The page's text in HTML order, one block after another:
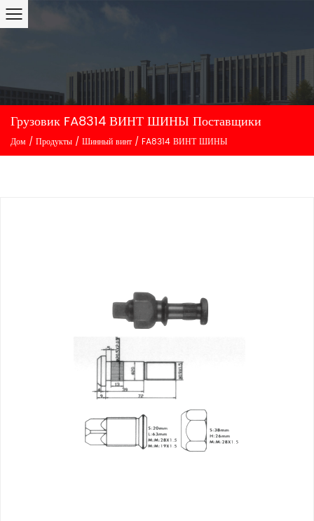
Грузовик FA8314 ВИНТ ШИНЫ Поставщики
Дом / Продукты / Шинный винт / FA8314 ВИНТ ШИНЫ